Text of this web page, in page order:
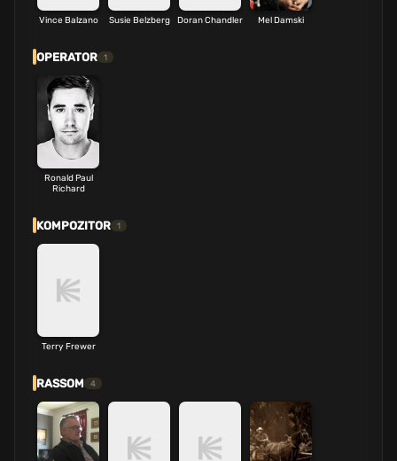
Vince Balzano Susie Belzberg Doran Chandler Mel Damski
OPERATOR 1
Ronald Paul
Richard
KOMPOZITOR 1
Terry Frewer
RASSOM 4